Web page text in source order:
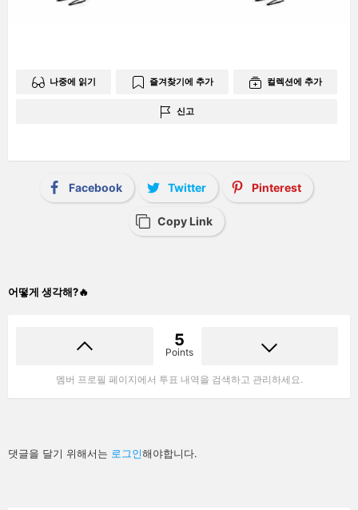
나중에 읽기 즐겨찾기에 추가 컬렉션에 추가
신고
Facebook Twitter Pinterest
Copy Link
어떻게 생각해?🔥
5
Points
멤버 프로필 페이지에서 투표 내역을 검색하고 관리하세요.
답
글
댓글을 달기 위해서는 로그인해야합니다.